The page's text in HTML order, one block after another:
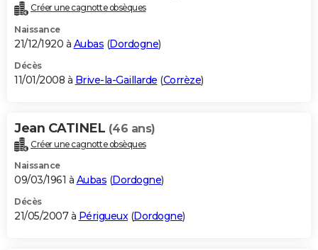
Créer une cagnotte obsèques
Naissance
21/12/1920 à Aubas (Dordogne)
Décès
11/01/2008 à Brive-la-Gaillarde (Corrèze)
Jean CATINEL (46 ans)
Créer une cagnotte obsèques
Naissance
09/03/1961 à Aubas (Dordogne)
Décès
21/05/2007 à Périgueux(Dordogne)